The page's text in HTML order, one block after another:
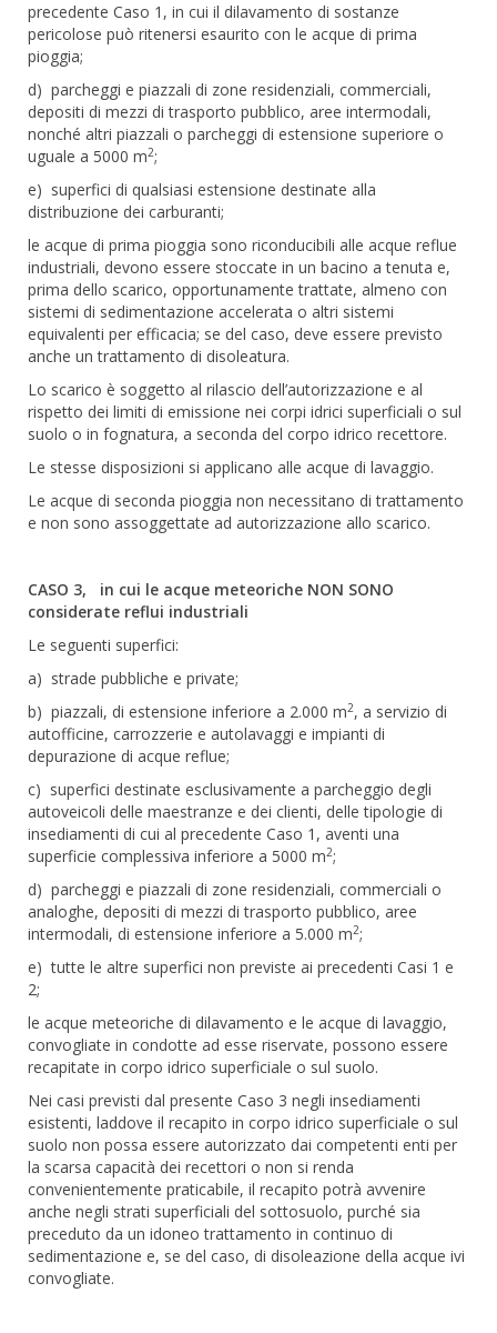
precedente Caso 1, in cui il dilavamento di sostanze
pericolose può ritenersi esaurito con le acque di prima
pioggia;
d) parcheggi e piazzali di zone residenziali, commerciali,
depositi di mezzi di trasporto pubblico, aree intermodali,
nonché altri piazzali o parcheggi di estensione superiore o
uguale a 5000 m2;
e) superfici di qualsiasi estensione destinate alla
distribuzione dei carburanti;
le acque di prima pioggia sono riconducibili alle acque reflue
industriali, devono essere stoccate in un bacino a tenuta e,
prima dello scarico, opportunamente trattate, almeno con
sistemi di sedimentazione accelerata o altri sistemi
equivalenti per efficacia; se del caso, deve essere previsto
anche un trattamento di disoleatura.
Lo scarico è soggetto al rilascio dell’autorizzazione e al
rispetto dei limiti di emissione nei corpi idrici superficiali o sul
suolo o in fognatura, a seconda del corpo idrico recettore.
Le stesse disposizioni si applicano alle acque di lavaggio.
Le acque di seconda pioggia non necessitano di trattamento
e non sono assoggettate ad autorizzazione allo scarico.
CASO 3, in cui le acque meteoriche NON SONO
considerate reflui industriali
Le seguenti superfici:
a) strade pubbliche e private;
b) piazzali, di estensione inferiore a 2.000 m2, a servizio di
autofficine, carrozzerie e autolavaggi e impianti di
depurazione di acque reflue;
c) superfici destinate esclusivamente a parcheggio degli
autoveicoli delle maestranze e dei clienti, delle tipologie di
insediamenti di cui al precedente Caso 1, aventi una
superficie complessiva inferiore a 5000 m2;
d) parcheggi e piazzali di zone residenziali, commerciali o
analoghe, depositi di mezzi di trasporto pubblico, aree
intermodali, di estensione inferiore a 5.000 m2;
e) tutte le altre superfici non previste ai precedenti Casi 1 e
2;
le acque meteoriche di dilavamento e le acque di lavaggio,
convogliate in condotte ad esse riservate, possono essere
recapitate in corpo idrico superficiale o sul suolo.
Nei casi previsti dal presente Caso 3 negli insediamenti
esistenti, laddove il recapito in corpo idrico superficiale o sul
suolo non possa essere autorizzato dai competenti enti per
la scarsa capacità dei recettori o non si renda
convenientemente praticabile, il recapito potrà avvenire
anche negli strati superficiali del sottosuolo, purché sia
preceduto da un idoneo trattamento in continuo di
sedimentazione e, se del caso, di disoleazione della acque ivi
convogliate.